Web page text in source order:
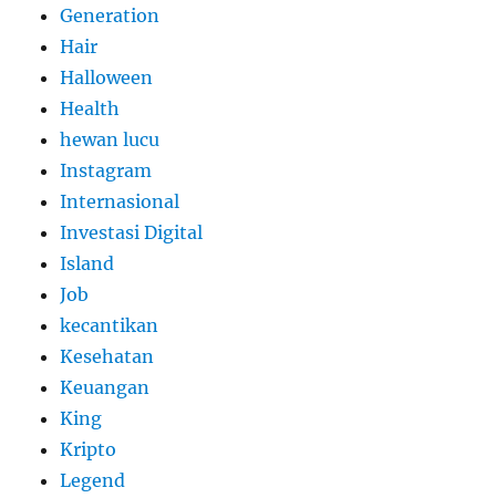
Generation
Hair
Halloween
Health
hewan lucu
Instagram
Internasional
Investasi Digital
Island
Job
kecantikan
Kesehatan
Keuangan
King
Kripto
Legend